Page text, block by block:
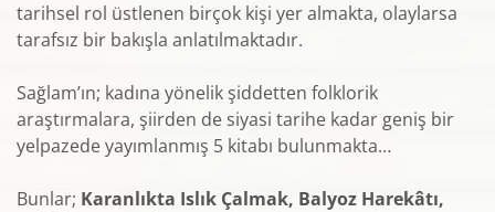
tarihsel rol üstlenen birçok kişi yer almakta, olaylarsa
tarafsız bir bakışla anlatılmaktadır.
Sağlam’ın; kadına yönelik şiddetten folklorik
araştırmalara, şiirden de siyasi tarihe kadar geniş bir
yelpazede yayımlanmış 5 kitabı bulunmakta…
Bunlar; Karanlıkta Islık Çalmak, Balyoz Harekâtı,